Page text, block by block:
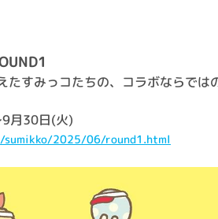
たすみっコたちの、コラボならでは
月30日(火)
2025/06/round1.html